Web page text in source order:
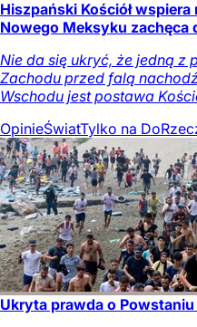
Hiszpański Kościół
Nowego Meksyku zachęca
Nie da się ukryć, że jedną z
Zachodu przed falą
Wschodu jest postawa
OpinieŚwiatTylko na
Ukryta prawda o